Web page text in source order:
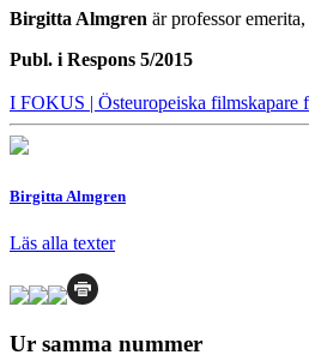
Birgitta Almgren är professor
Publ. iRespons 5/2015
I FOKUS | Östeuropeiska
Birgitta Almgren
Läs alla texter
Ur samma nummer